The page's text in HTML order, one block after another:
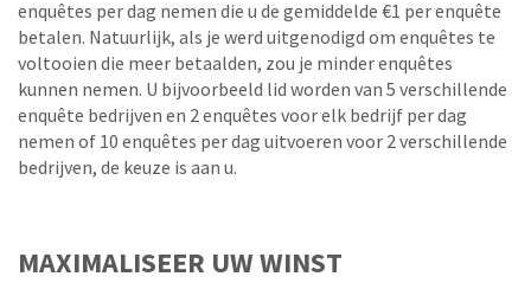
enquêtes per dag nemen die u de gemiddelde €1 per enquête
betalen. Natuurlijk, als je werd uitgenodigd om enquêtes te
voltooien die meer betaalden, zou je minder enquêtes
kunnen nemen. U bijvoorbeeld lid worden van 5 verschillende
enquête bedrijven en 2 enquêtes voor elk bedrijf per dag
nemen of 10 enquêtes per dag uitvoeren voor 2 verschillende
bedrijven, de keuze is aan u.
MAXIMALISEER UW WINST